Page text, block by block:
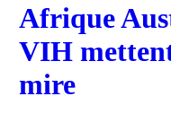
Afrique
VIH
mire